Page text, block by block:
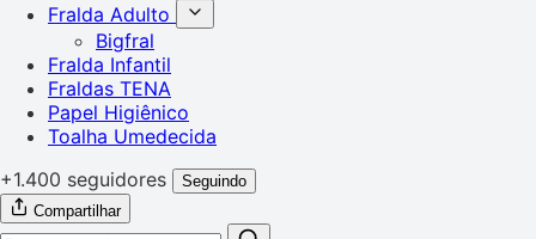
Fralda Adulto
Bigfral
Fralda Infantil
Fraldas TENA
Papel Higiênico
Toalha Umedecida
+1.400 seguidores
Seguindo
Compartilhar